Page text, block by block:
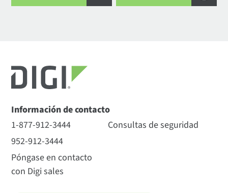
Información de contacto
1-877-912-3444
952-912-3444
Póngase en contacto
con Digi sales
Consultas de seguridad